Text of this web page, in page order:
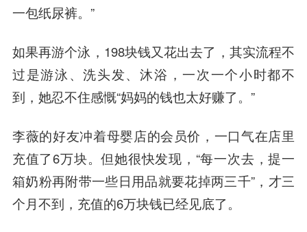
一包纸尿裤。”
如果再游个泳，198块钱又花出去了，其实流程不
过是游泳、洗头发、沐浴，一次一个小时都不
到，她忍不住感慨“妈妈的钱也太好赚了。”
李薇的好友冲着母婴店的会员价，一口气在店里
充值了6万块。但她很快发现，“每一次去，提一
箱奶粉再附带一些日用品就要花掉两三千”，才三
个月不到，充值的6万块钱已经见底了。